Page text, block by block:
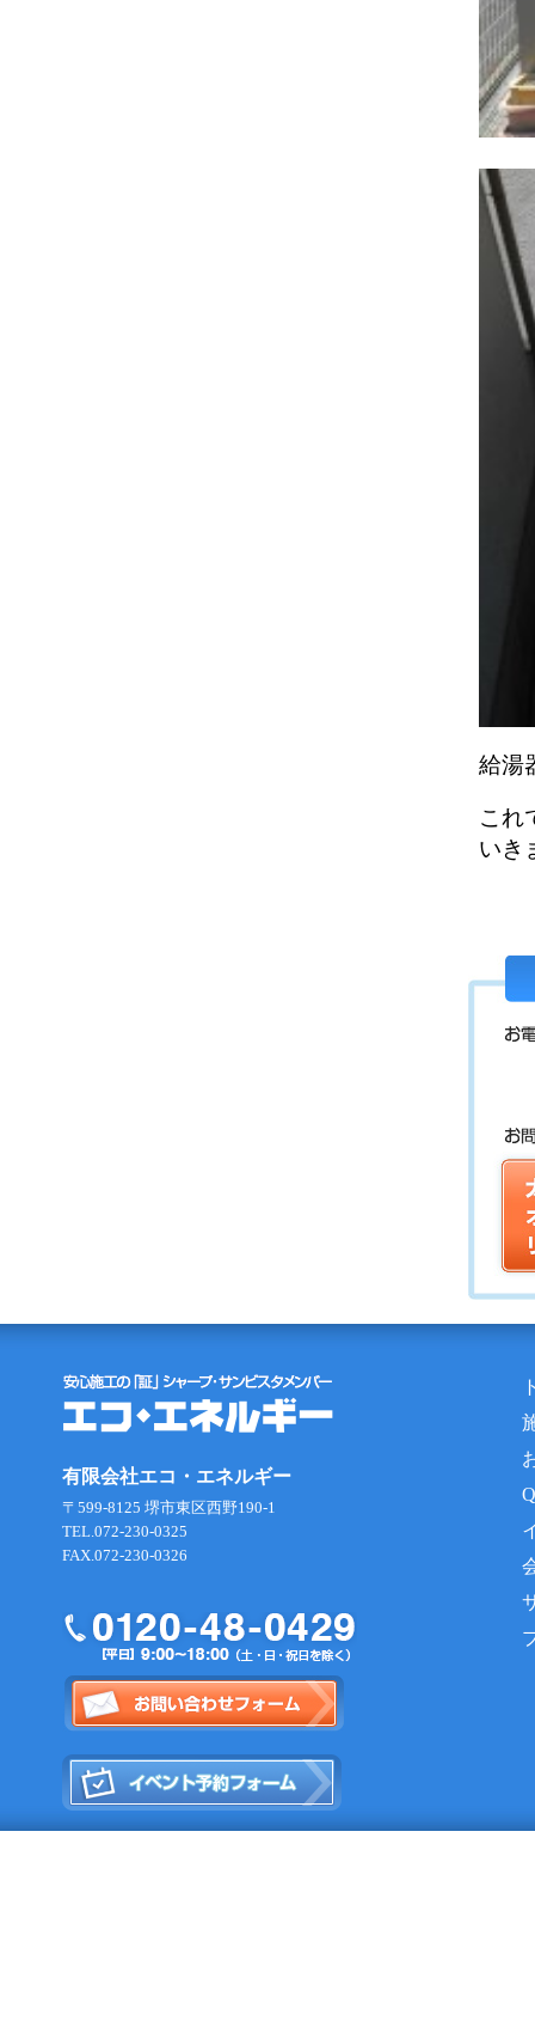
給湯
これ
いき
有限会社エコ・エネルギー
〒599-8125 堺市東区西野190-1
TEL.072-230-0325
FAX.072-230-0326